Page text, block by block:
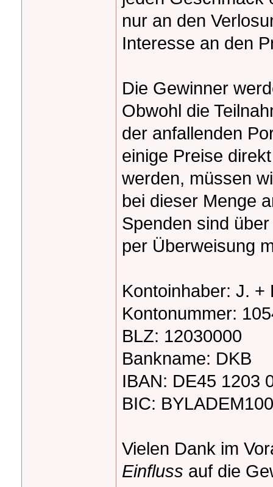
nur an den
Interesse an den
Die Gewinner
Obwohl die
der anfallenden
einige Preise
werden, müssen
bei dieser Menge
Spenden sind
per Überweisung
Kontoinhaber: J. +
Kontonummer:
BLZ: 12030000
Bankname: DKB
IBAN: DE45 1203
BIC:
Vielen Dank im
Einfluss auf die